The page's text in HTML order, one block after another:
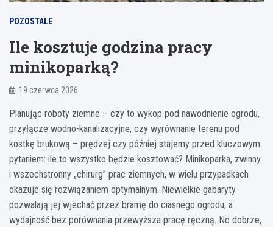
POZOSTAŁE
Ile kosztuje godzina pracy
minikoparką?
19 czerwca 2026
Planując roboty ziemne – czy to wykop pod nawodnienie ogrodu,
przyłącze wodno-kanalizacyjne, czy wyrównanie terenu pod
kostkę brukową – prędzej czy później stajemy przed kluczowym
pytaniem: ile to wszystko będzie kosztować? Minikoparka, zwinny
i wszechstronny „chirurg” prac ziemnych, w wielu przypadkach
okazuje się rozwiązaniem optymalnym. Niewielkie gabaryty
pozwalają jej wjechać przez bramę do ciasnego ogrodu, a
wydajność bez porównania przewyższa pracę ręczną. No dobrze,